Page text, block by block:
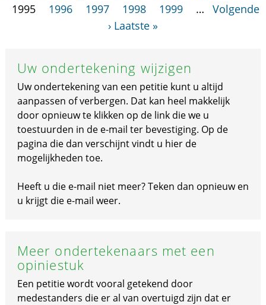
1995
1996 1997 1998 1999 …
Volgende
› Laatste »
Uw ondertekening wijzigen
Uw ondertekening van een petitie kunt u altijd
aanpassen of verbergen. Dat kan heel makkelijk
door opnieuw te klikken op de link die we u
toestuurden in de e-mail ter bevestiging. Op de
pagina die dan verschijnt vindt u hier de
mogelijkheden toe.
Heeft u die e-mail niet meer? Teken dan opnieuw en
u krijgt die e-mail weer.
Meer ondertekenaars met een
opiniestuk
Een petitie wordt vooral getekend door
medestanders die er al van overtuigd zijn dat er